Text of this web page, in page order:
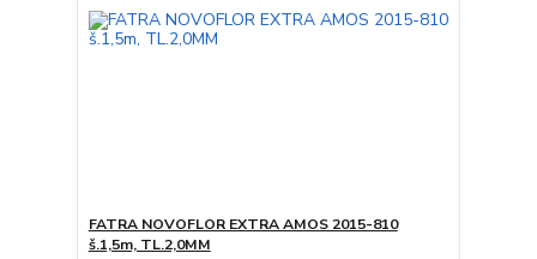
FATRA NOVOFLOR EXTRA AMOS 2015-810
š.1,5m, TL.2,0MM